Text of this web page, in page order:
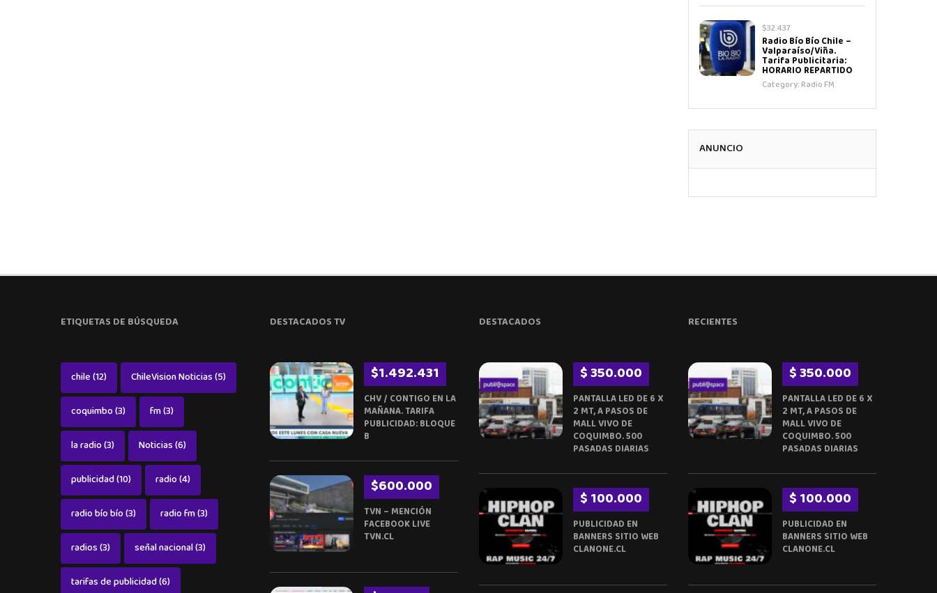
$32.437
Radio Bío Bío Chile –
Valparaíso/Viña.
Tarifa Publicitaria:
HORARIO REPARTIDO
Category:Radio FM
ANUNCIO
ETIQUETAS DE BÚSQUEDA
chile(12) ChileVision Noticias(5)
coquimbo(3) fm(3)
la radio(3) Noticias(6)
publicidad(10) radio(4)
radio bío bío(3) radio fm(3)
radios(3) señal nacional(3)
tarifas de publicidad(6)
DESTACADOS TV
$1.492.431
CHV / CONTIGO EN LA
MAÑANA. TARIFA
PUBLICIDAD: BLOQUE
B
$600.000
TVN – MENCIÓN
FACEBOOK LIVE
TVN.CL
DESTACADOS
$ 350.000
PANTALLA LED DE 6 X
2 MT, A PASOS DE
MALL VIVO DE
COQUIMBO. 500
PASADAS DIARIAS
$ 100.000
PUBLICIDAD EN
BANNERS SITIO WEB
CLANONE.CL
RECIENTES
$ 350.000
PANTALLA LED DE 6 X
2 MT, A PASOS DE
MALL VIVO DE
COQUIMBO. 500
PASADAS DIARIAS
$ 100.000
PUBLICIDAD EN
BANNERS SITIO WEB
CLANONE.CL